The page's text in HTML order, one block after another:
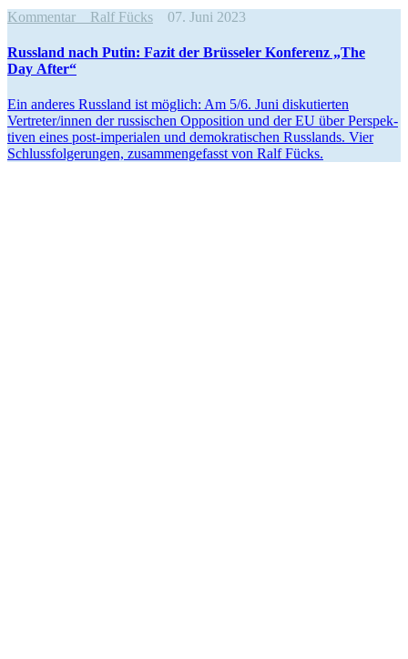
Kommentar Ralf Fücks 07. Juni 2023
Russland nach Putin: Fazit der Brüsseler Konferenz „The
Day After“
Ein anderes Russland ist möglich: Am 5/​6. Juni disku­tierten
Vertreter/​innen der russi­schen Opposition und der EU über Perspek­
tiven eines post-imperialen und demokra­ti­schen Russlands. Vier
Schluss­fol­ge­rungen, zusam­men­ge­fasst von Ralf Fücks.